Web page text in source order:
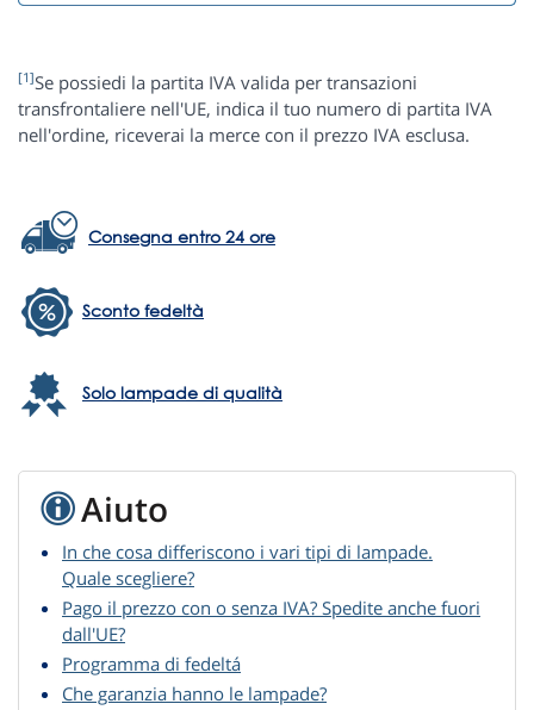
[1]Se possiedi la partita IVA valida per transazioni
transfrontaliere nell'UE, indica il tuo numero di partita IVA
nell'ordine, riceverai la merce con il prezzo IVA esclusa.
Consegna entro 24 ore
Sconto fedeltà
Solo lampade di qualità
Aiuto
In che cosa differiscono i vari tipi di lampade.
Quale scegliere?
Pago il prezzo con o senza IVA? Spedite anche fuori
dall'UE?
Programma di fedeltá
Che garanzia hanno le lampade?